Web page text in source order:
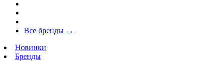
Все бренды →
Новинки
Бренды